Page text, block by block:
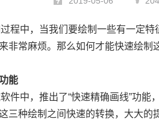
程中，当我们要绘制一些有一定
非常麻烦。那么如何才能快速绘制
能
件中，推出了“快速精确画线”功能
三种绘制之间快速的转换，大大